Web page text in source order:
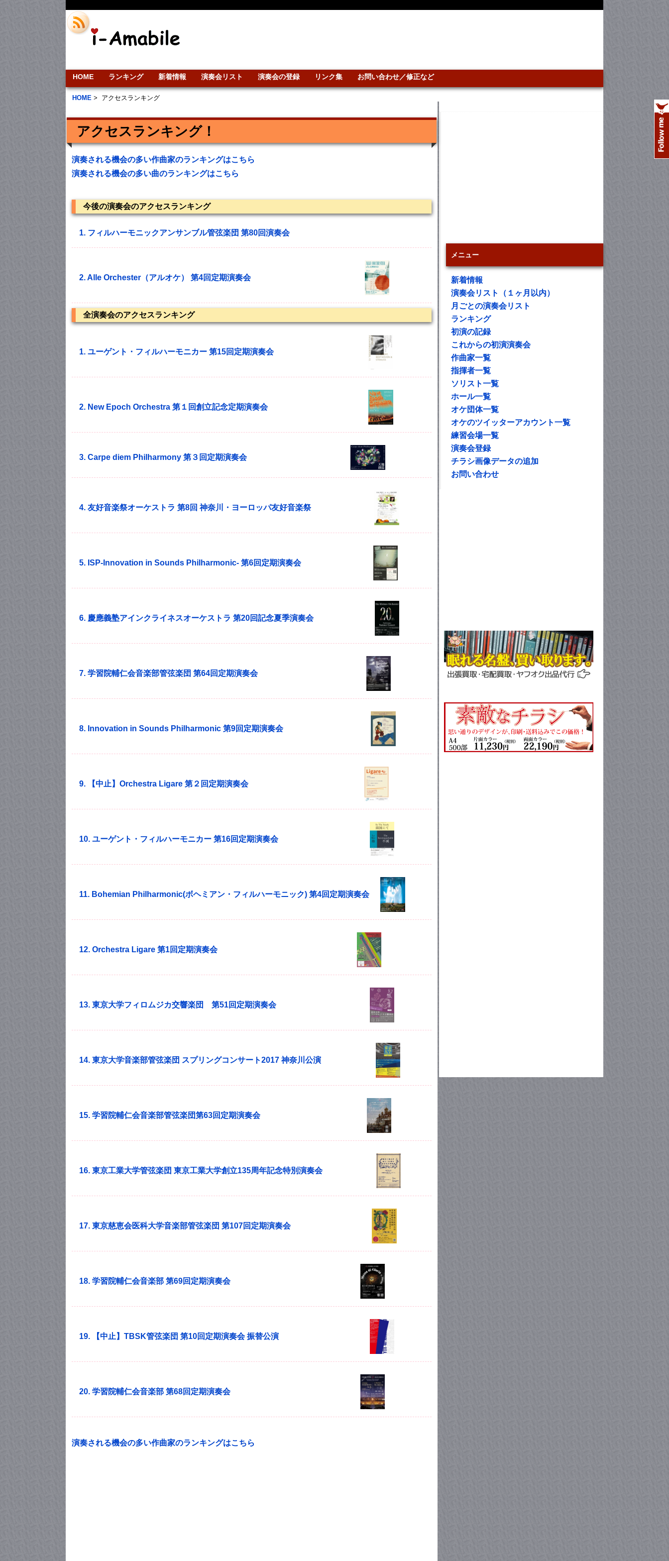
HOME ランキング 新着情報 演奏会リスト 演奏会の登録 リンク集 お問い合わせ／修正など
HOME > アクセスランキング
アクセスランキング！
演奏される機会の多い作曲家のランキングはこちら
演奏される機会の多い曲のランキングはこちら
今後の演奏会のアクセスランキング
1. フィルハーモニックアンサンブル管弦楽団 第80回演奏会
2. Alle Orchester（アルオケ） 第4回定期演奏会
全演奏会のアクセスランキング
1. ユーゲント・フィルハーモニカー 第15回定期演奏会
2. New Epoch Orchestra 第１回創立記念定期演奏会
3. Carpe diem Philharmony 第３回定期演奏会
4. 友好音楽祭オーケストラ 第8回 神奈川・ヨーロッパ友好音楽祭
5. ISP-Innovation in Sounds Philharmonic- 第6回定期演奏会
6. 慶應義塾アインクライネスオーケストラ 第20回記念夏季演奏会
7. 学習院輔仁会音楽部管弦楽団 第64回定期演奏会
8. Innovation in Sounds Philharmonic 第9回定期演奏会
9. 【中止】Orchestra Ligare 第２回定期演奏会
10. ユーゲント・フィルハーモニカー 第16回定期演奏会
11. Bohemian Philharmonic(ボヘミアン・フィルハーモニック) 第4回定期演奏会
12. Orchestra Ligare 第1回定期演奏会
13. 東京大学フィロムジカ交響楽団 第51回定期演奏会
14. 東京大学音楽部管弦楽団 スプリングコンサート2017 神奈川公演
15. 学習院輔仁会音楽部管弦楽団第63回定期演奏会
16. 東京工業大学管弦楽団 東京工業大学創立135周年記念特別演奏会
17. 東京慈恵会医科大学音楽部管弦楽団 第107回定期演奏会
18. 学習院輔仁会音楽部 第69回定期演奏会
19. 【中止】TBSK管弦楽団 第10回定期演奏会 振替公演
20. 学習院輔仁会音楽部 第68回定期演奏会
演奏される機会の多い作曲家のランキングはこちら
メニュー
新着情報
演奏会リスト（１ヶ月以内）
月ごとの演奏会リスト
ランキング
初演の記録
これからの初演演奏会
作曲家一覧
指揮者一覧
ソリスト一覧
ホール一覧
オケ団体一覧
オケのツイッターアカウント一覧
練習会場一覧
演奏会登録
チラシ画像データの追加
お問い合わせ